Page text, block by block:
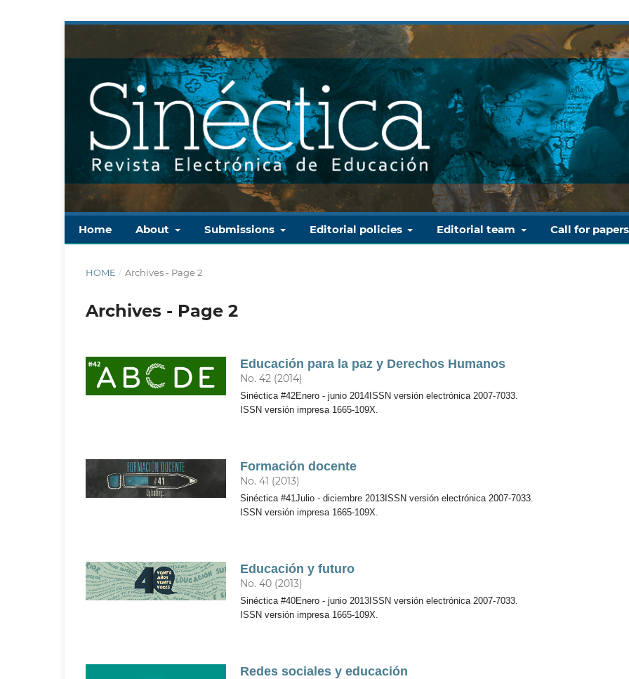
Home About Submissions Editorial policies Editorial team Call for papers
HOME / Archives - Page 2
Archives - Page 2
Educación para la paz y Derechos Humanos
No. 42 (2014)
Sinéctica #42Enero - junio 2014ISSN versión electrónica 2007-7033.
ISSN versión impresa 1665-109X.
Formación docente
No. 41 (2013)
Sinéctica #41Julio - diciembre 2013ISSN versión electrónica 2007-7033.
ISSN versión impresa 1665-109X.
Educación y futuro
No. 40 (2013)
Sinéctica #40Enero - junio 2013ISSN versión electrónica 2007-7033.
ISSN versión impresa 1665-109X.
Redes sociales y educación